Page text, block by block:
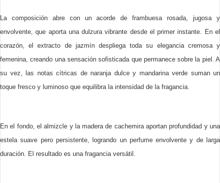
La composición abre con un acorde de frambuesa rosada, jugosa y
envolvente, que aporta una dulzura vibrante desde el primer instante. En el
corazón, el extracto de jazmín despliega toda su elegancia cremosa y
femenina, creando una sensación sofisticada que permanece sobre la piel. A
su vez, las notas cítricas de naranja dulce y mandarina verde suman un
toque fresco y luminoso que equilibra la intensidad de la fragancia.
En el fondo, el almizcle y la madera de cachemira aportan profundidad y una
estela suave pero persistente, logrando un perfume envolvente y de larga
duración. El resultado es una fragancia versátil.